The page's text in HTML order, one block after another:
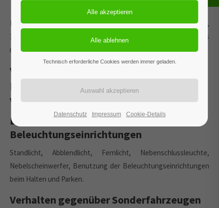
Dieses Ereignis wird an den Terminen 13.01.2026, 16.02.2026,
18.03.2026, 22.04.2026 und 3 weiteren Terminen wiederholt. Das
nächste Ereignis findet statt am21.05.2022. bis zum 03.08.2026.
Verhalten in besonderen Situationen.
Folgen von Verstößen gegen die
Verkehrsvorschriften
Benutzung von
Beleuchtungseinrichtungen
Standlicht, Abblendlicht, Fernlicht, Nebenschlussleuchte,
Nebelscheinwerfer, Benutzung der Beleuchtungseinrichtungen
beim Halten und Parken.
Verhalten gegenüber Sonderfahrzeugen
Technisch erforderliche Cookies werden immer geladen.
Datenschutz Impressum Cookie-Details